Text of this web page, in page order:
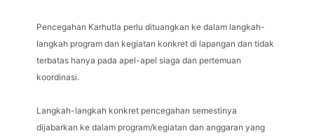
Pencegahan Karhutla perlu dituangkan ke dalam langkah-
langkah program dan kegiatan konkret di lapangan dan tidak
terbatas hanya pada apel-apel siaga dan pertemuan
koordinasi.
Langkah-langkah konkret pencegahan semestinya
dijabarkan ke dalam program/kegiatan dan anggaran yang